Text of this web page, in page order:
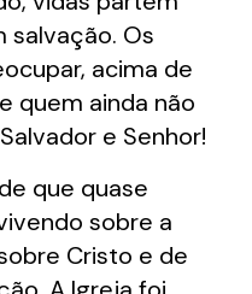
salvação. Os
acima de
quem ainda não
e Senhor!
que quase
sobre a
Cristo e de